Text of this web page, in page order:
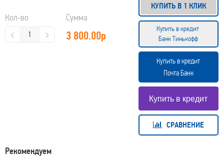
Кол-во Сумма
3 800.00р
КУПИТЬ В 1 КЛИК
Купить в кредит
Банк Тинькофф
Купить в кредит
Почта Банк
СРАВНЕНИЕ
Рекомендуем